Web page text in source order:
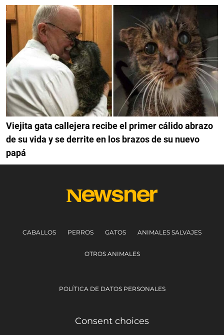
Viejita gata callejera recibe el primer cálido abrazo
de su vida y se derrite en los brazos de su nuevo
papá
CABALLOS PERROS GATOS ANIMALES SALVAJES
OTROS ANIMALES
POLÍTICA DE DATOS PERSONALES
Consent choices